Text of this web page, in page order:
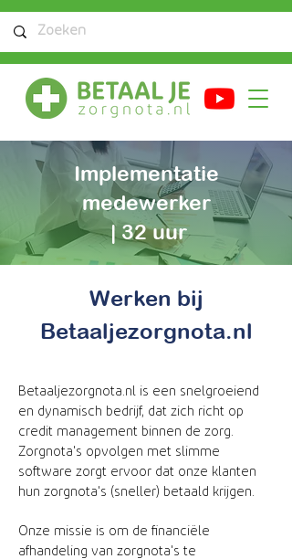
Implementatie
medewerker
| 32 uur
Werken bij
Betaaljezorgnota.nl
Betaaljezorgnota.nl is een snelgroeiend
en dynamisch bedrijf, dat zich richt op
credit management binnen de zorg.
Zorgnota's opvolgen met slimme
software zorgt ervoor dat onze klanten
hun zorgnota's (sneller) betaald krijgen.
Onze missie is om de financiële
afhandeling van zorgnota's te